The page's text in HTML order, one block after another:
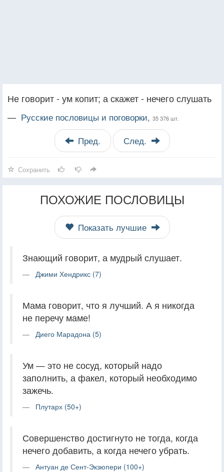
Не говорит - ум копит; а скажет - нечего слушать
— Русские пословицы и поговорки, 35 376 шт.
Пред. След.
Сохранить
ПОХОЖИЕ ПОСЛОВИЦЫ
Показать лучшие
Знающий говорит, а мудрый слушает.
Джими Хендрикс (7)
Мама говорит, что я лучший. А я никогда
не перечу маме!
Диего Марадона (5)
Ум — это не сосуд, который надо
заполнить, а факел, который необходимо
зажечь.
Плутарх (50+)
Совершенство достигнуто не тогда, когда
нечего добавить, а когда нечего убрать.
Антуан де Сент-Экзюпери (100+)